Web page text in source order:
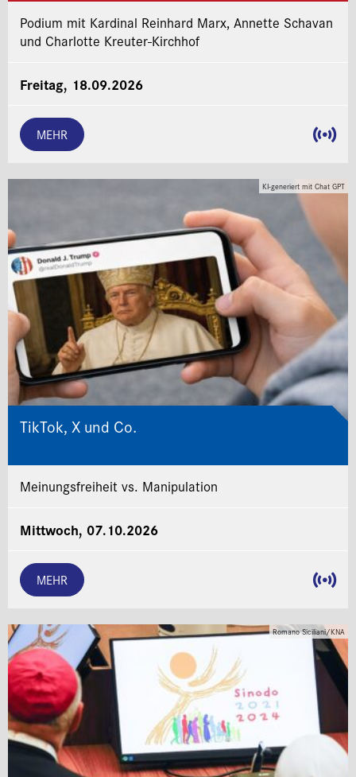
Podium mit Kardinal Reinhard Marx, Annette Schavan
und Charlotte Kreuter-Kirchhof
Freitag, 18.09.2026
MEHR
KI-generiert mit Chat GPT
TikTok, X und Co.
Meinungsfreiheit vs. Manipulation
Mittwoch, 07.10.2026
MEHR
Romano Siciliani/KNA